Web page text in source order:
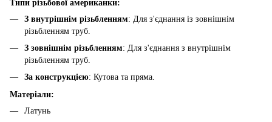
Типи різьбової американки:
З внутрішнім різьбленням: Для з'єднання із зовнішнім
різьбленням труб.
З зовнішнім різьбленням: Для з'єднання з внутрішнім
різьбленням труб.
За конструкцією: Кутова та пряма.
Матеріали:
Латунь